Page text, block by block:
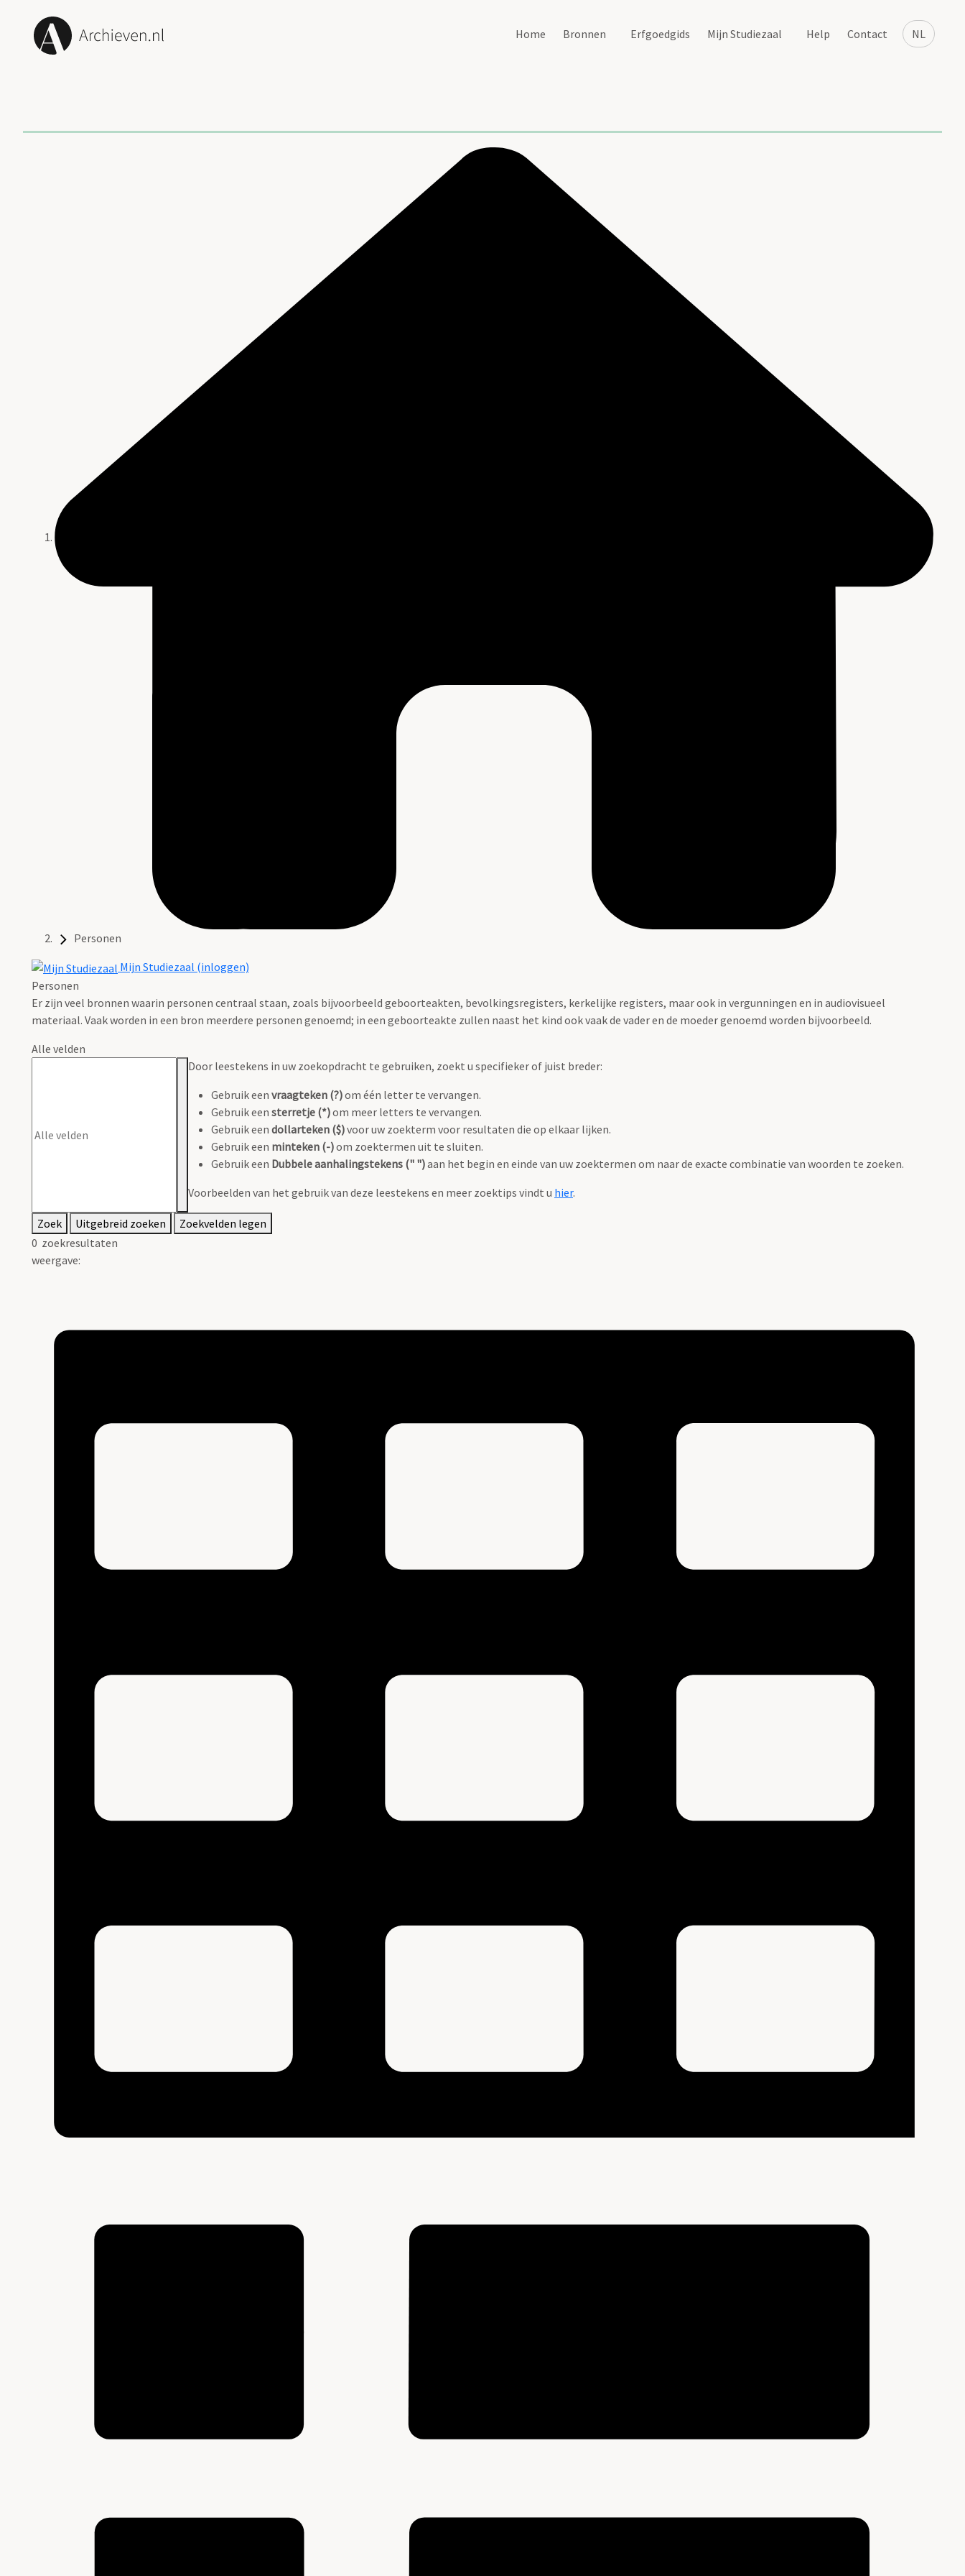
NL
Home Bronnen Erfgoedgids Mijn Studiezaal Help Contact
Personen
Mijn Studiezaal (inloggen)
Personen
Er zijn veel bronnen waarin personen centraal staan, zoals bijvoorbeeld geboorteakten, bevolkingsregisters, kerkelijke registers, maar ook in vergunningen en in audiovisueel
materiaal. Vaak worden in een bron meerdere personen genoemd; in een geboorteakte zullen naast het kind ook vaak de vader en de moeder genoemd worden bijvoorbeeld.
Alle velden
Door leestekens in uw zoekopdracht te gebruiken, zoekt u specifieker of juist breder:
Gebruik een vraagteken (?)om één letter te vervangen.
Gebruik een sterretje (*)om meer letters te vervangen.
Gebruik een dollarteken ($)voor uw zoekterm voor resultaten die op elkaar lijken.
Gebruik een minteken (-)om zoektermen uit te sluiten.
Gebruik een Dubbele aanhalingstekens (" ")aan het begin en einde van uw zoektermen om naar de exacte combinatie van woorden te zoeken.
Voorbeelden van het gebruik van deze leestekens en meer zoektips vindt u hier.
Zoek Uitgebreid zoeken
Zoekvelden legen
0 zoekresultaten
weergave: